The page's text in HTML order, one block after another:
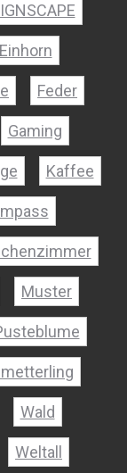
Einhorn
Feder
Gaming
Kaffee
Muster
Wald
Weltall